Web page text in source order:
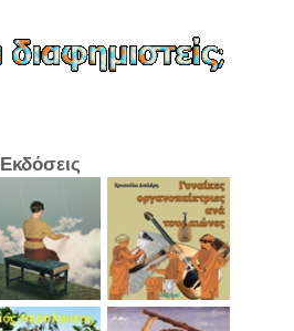
Εκδόσεις